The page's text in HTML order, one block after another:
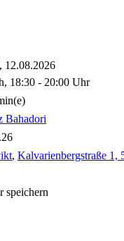
12.08.2026
18:30 - 20:00 Uhr
Bahadori
, Kalvarienbergstraße 1,
speichern